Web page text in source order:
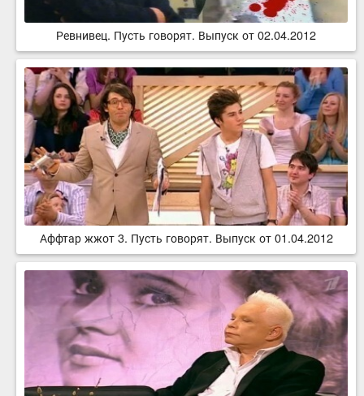
Ревнивец. Пусть говорят. Выпуск от 02.04.2012
Аффтар жжот 3. Пусть говорят. Выпуск от 01.04.2012